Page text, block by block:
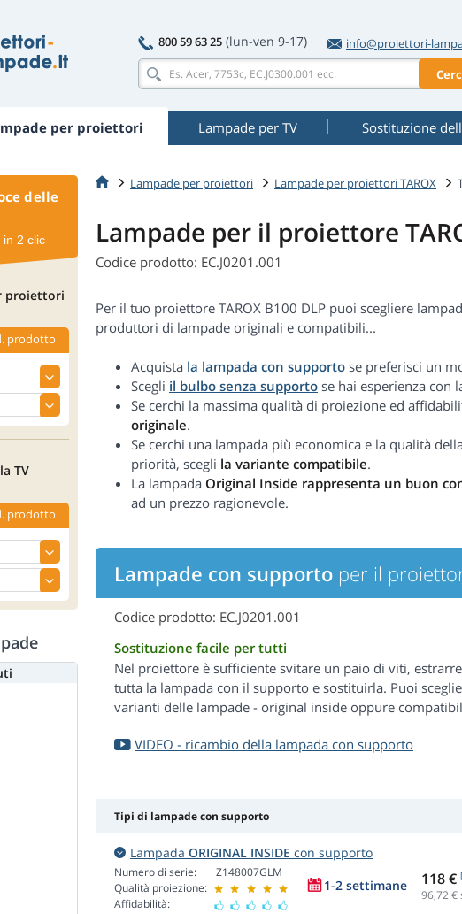
800 59 63 25 (lun-ven 9-17)
info@proiettori-
per proiettori Lampade per TV Sostituzione
Lampade per proiettori Lampade per proiettori TAROX
Lampade per il proiettore
Codice prodotto: EC.J0201.001
Per il tuo proiettore TAROX B100 DLP puoi scegliere
produttori di lampade originali e compatibili...
Acquista la lampada con supporto se preferisci un
Scegli il bulbo senza supporto se hai esperienza con
Se cerchi la massima qualità di proiezione ed
originale.
Se cerchi una lampada più economica e la qualità
priorità, scegli la variante compatibile.
La lampada Original Inside rappresenta un buon
ad un prezzo ragionevole.
Lampade con supporto per il
Codice prodotto: EC.J0201.001
Sostituzione facile per tutti
Nel proiettore è sufficiente svitare un paio di viti, estrarre
tutta la lampada con il supporto e sostituirla. Puoi
varianti delle lampade - original inside oppure
VIDEO - ricambio della lampada con supporto
Tipi di lampade con supporto
Lampada ORIGINAL INSIDE con supporto
Numero di serie:
Qualità proiezione:
Affidabilità:
Z148007GLM
1-2 settimane 118 €
96,72€
delle
in 2 clic
proiettori
prodotto
TV
prodotto